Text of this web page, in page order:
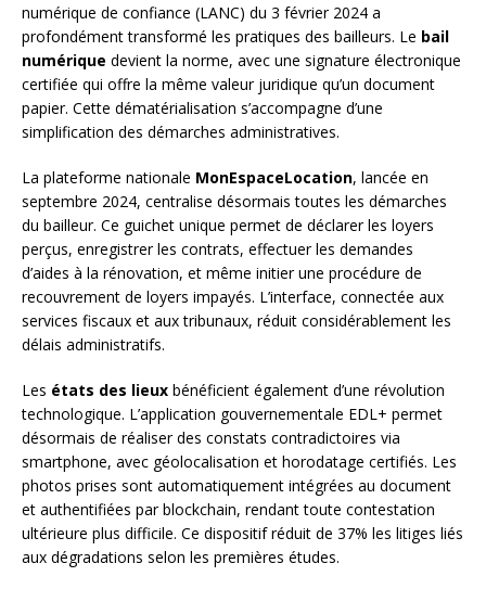
numérique de confiance (LANC) du 3 février 2024 a
profondément transformé les pratiques des bailleurs. Le bail
numérique devient la norme, avec une signature électronique
certifiée qui offre la même valeur juridique qu’un document
papier. Cette dématérialisation s’accompagne d’une
simplification des démarches administratives.
La plateforme nationale MonEspaceLocation, lancée en
septembre 2024, centralise désormais toutes les démarches
du bailleur. Ce guichet unique permet de déclarer les loyers
perçus, enregistrer les contrats, effectuer les demandes
d’aides à la rénovation, et même initier une procédure de
recouvrement de loyers impayés. L’interface, connectée aux
services fiscaux et aux tribunaux, réduit considérablement les
délais administratifs.
Les états des lieux bénéficient également d’une révolution
technologique. L’application gouvernementale EDL+ permet
désormais de réaliser des constats contradictoires via
smartphone, avec géolocalisation et horodatage certifiés. Les
photos prises sont automatiquement intégrées au document
et authentifiées par blockchain, rendant toute contestation
ultérieure plus difficile. Ce dispositif réduit de 37% les litiges liés
aux dégradations selon les premières études.